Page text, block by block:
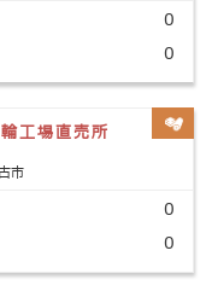
0
0
工場直売所
市
0
0